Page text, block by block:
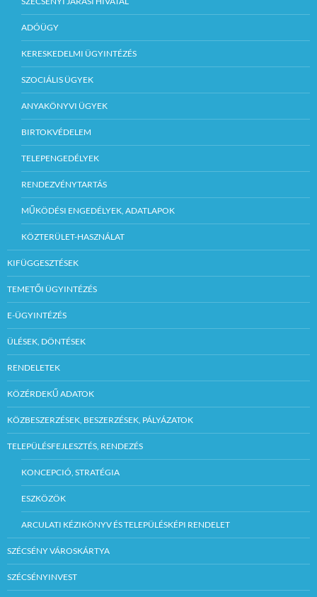
ADÓÜGY
KERESKEDELMI ÜGYINTÉZÉS
SZOCIÁLIS ÜGYEK
ANYAKÖNYVI ÜGYEK
BIRTOKVÉDELEM
TELEPENGEDÉLYEK
RENDEZVÉNYTARTÁS
MŰKÖDÉSI ENGEDÉLYEK, ADATLAPOK
KÖZTERÜLET-HASZNÁLAT
KIFÜGGESZTÉSEK
TEMETŐI ÜGYINTÉZÉS
E-ÜGYINTÉZÉS
ÜLÉSEK, DÖNTÉSEK
RENDELETEK
KÖZÉRDEKŰ ADATOK
KÖZBESZERZÉSEK, BESZERZÉSEK, PÁLYÁZATOK
TELEPÜLÉSFEJLESZTÉS, RENDEZÉS
KONCEPCIÓ, STRATÉGIA
ESZKÖZÖK
ARCULATI KÉZIKÖNYV ÉS TELEPÜLÉSKÉPI RENDELET
SZÉCSÉNY VÁROSKÁRTYA
SZÉCSÉNYINVEST